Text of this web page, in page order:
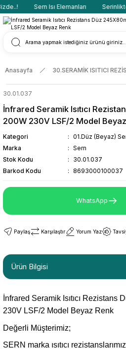
Sern Isı Elemanları
Anasayfa 30.SERAMİK ISITICI
30.01.037
İnfrared Seramik Isıtıcı
200W 230V LSF/2 Model
Kategori
01.Düz (Beyaz)
Marka
Sern
Stok Kodu
30.01.037
Barkod Kodu
8693000100037
WhatsApp
Paylaş Karşılaştır Yorum Yaz
Ürün Bilgisi
İnfrared Seramik Isıtıcı Rezistans
230V LSF/2 Model Beyaz Renk
Değerli Müşterimiz;
SERN marka ısıtıcı